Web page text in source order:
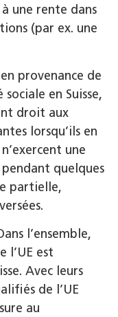
une rente dans
(par ex. une
provenance de
en Suisse,
droit aux
lorsqu’ils en
une
quelques
partielle,
l’ensemble,
l’UE est
Avec leurs
de l’UE
au